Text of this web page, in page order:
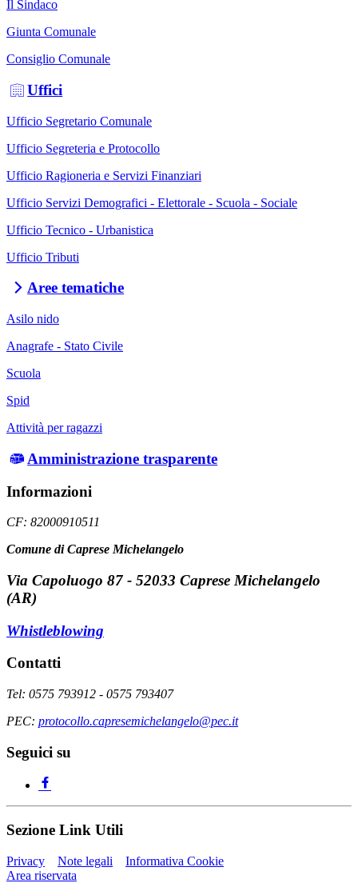
Il Sindaco
Giunta Comunale
Consiglio Comunale
Uffici
Ufficio Segretario Comunale
Ufficio Segreteria e Protocollo
Ufficio Ragioneria e Servizi Finanziari
Ufficio Servizi Demografici - Elettorale - Scuola - Sociale
Ufficio Tecnico - Urbanistica
Ufficio Tributi
Aree tematiche
Asilo nido
Anagrafe - Stato Civile
Scuola
Spid
Attività per ragazzi
Amministrazione trasparente
Informazioni
CF: 82000910511
Comune di Caprese Michelangelo
Via Capoluogo 87 - 52033 Caprese Michelangelo
(AR)
Whistleblowing
Contatti
Tel: 0575 793912 - 0575 793407
PEC: protocollo.capresemichelangelo@pec.it
Seguici su
Sezione Link Utili
Privacy Note legali
Informativa Cookie
Area riservata